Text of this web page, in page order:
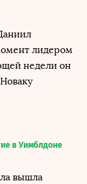
лидером
недели он
в Уимблдоне
вышла